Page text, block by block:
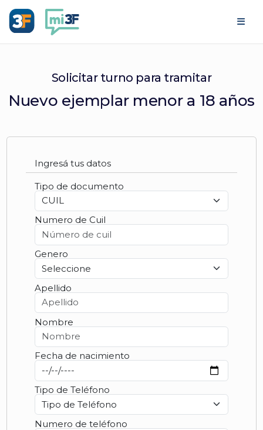
Solicitar turno para tramitar
Nuevo ejemplar menor a 18 años
Ingresá tus datos
Tipo de documento
Numero de Cuil
Genero
Apellido
Nombre
Fecha de nacimiento
Tipo de Teléfono
Numero de teléfono